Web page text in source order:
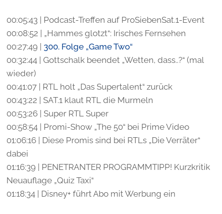
00:05:43 | Podcast-Treffen auf ProSiebenSat.1-Event
00:08:52 | „Hammes glotzt“: Irisches Fernsehen
00:27:49 | 300. Folge „Game Two“
00:32:44 | Gottschalk beendet „Wetten, dass..?“ (mal
wieder)
00:41:07 | RTL holt „Das Supertalent“ zurück
00:43:22 | SAT.1 klaut RTL die Murmeln
00:53:26 | Super RTL Super
00:58:54 | Promi-Show „The 50“ bei Prime Video
01:06:16 | Diese Promis sind bei RTLs „Die Verräter“
dabei
01:16:39 | PENETRANTER PROGRAMMTIPP! Kurzkritik
Neuauflage „Quiz Taxi“
01:18:34 | Disney+ führt Abo mit Werbung ein